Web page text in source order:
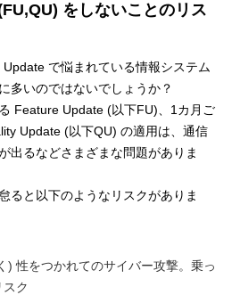
をしないことのリス
で悩まれている情報システム
多いのではないでしょうか？
Feature Update (以下FU)、1カ月ご
Update (以下QU) の適用は、通信
出るなどさまざまな問題がありま
ると以下のようなリスクがありま
) 性をつかれてのサイバー攻撃。乗っ
ク